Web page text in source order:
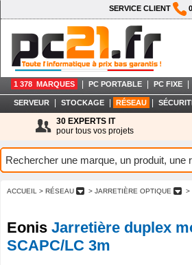
SERVICE CLIENT
1 378 MARQUES PC PORTABLE PC FIXE
SERVEUR STOCKAGE RÉSEAU
30 EXPERTS IT
pour tous vos projets
ACCUEIL > RÉSEAU > JARRETIÈRE OPTIQUE >
Eonis Jarretière duplex
SCAPC/LC 3m